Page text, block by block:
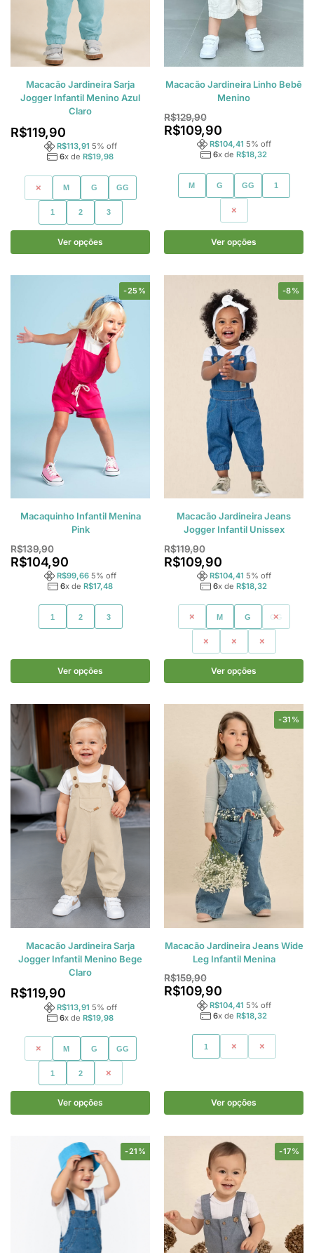
Macacão Jardineira Sarja
Jogger Infantil Menino Azul
Claro
R$119,90
R$113,91 5% off
6x de R$19,98
P M G GG
1 2 3
Ver opções
Macacão Jardineira Linho Bebê
Menino
R$129,90
R$109,90
R$104,41 5% off
6x de R$18,32
M G GG 1
2
Ver opções
-25%
Macaquinho Infantil Menina
Pink
R$139,90
R$104,90
R$99,66 5% off
6x de R$17,48
1 2 3
Ver opções
-8%
Macacão Jardineira Jeans
Jogger Infantil Unissex
R$119,90
R$109,90
R$104,41 5% off
6x de R$18,32
P M G GG
1 2 3
Ver opções
Macacão Jardineira Sarja
Jogger Infantil Menino Bege
Claro
R$119,90
R$113,91 5% off
6x de R$19,98
P M G GG
1 2 3
Ver opções
-31%
Macacão Jardineira Jeans Wide
Leg Infantil Menina
R$159,90
R$109,90
R$104,41 5% off
6x de R$18,32
1 2 3
Ver opções
-21% -17%